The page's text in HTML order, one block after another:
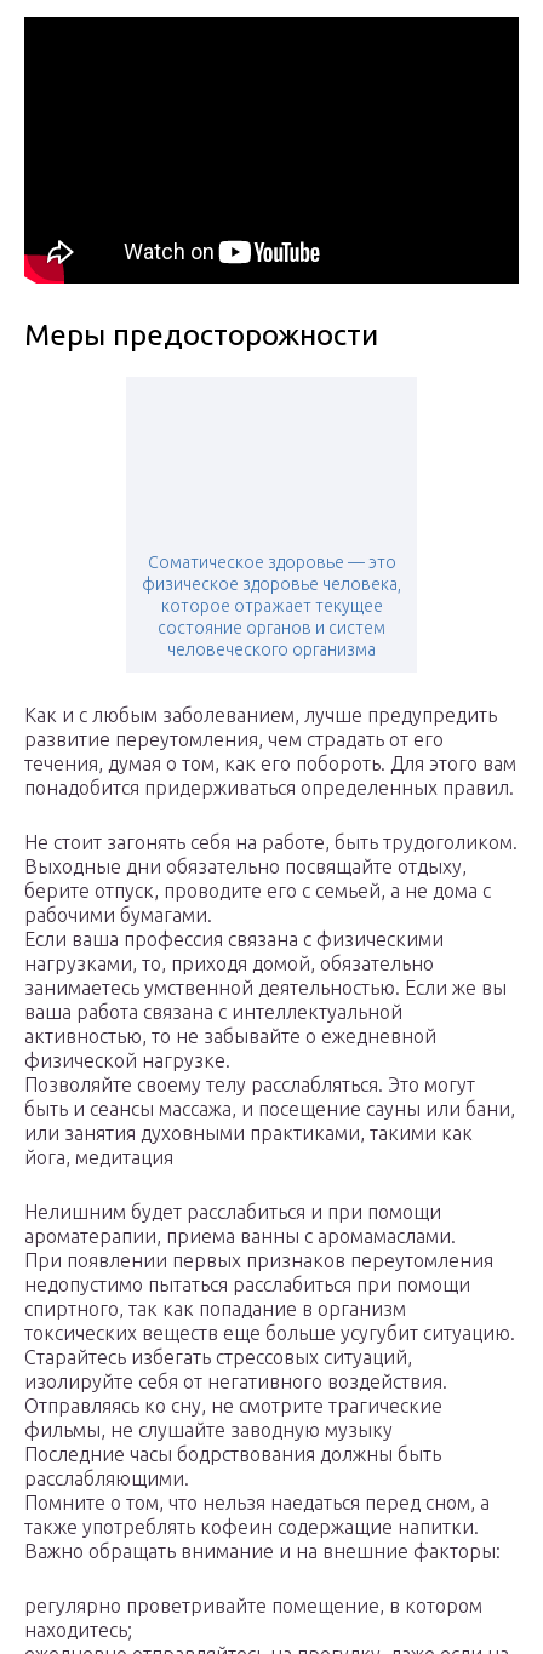
Меры предосторожности
Соматическое здоровье — это
физическое здоровье человека,
которое отражает текущее
состояние органов и систем
человеческого организма
Как и с любым заболеванием, лучше предупредить
развитие переутомления, чем страдать от его
течения, думая о том, как его побороть. Для этого вам
понадобится придерживаться определенных правил.
Не стоит загонять себя на работе, быть трудоголиком.
Выходные дни обязательно посвящайте отдыху,
берите отпуск, проводите его с семьей, а не дома с
рабочими бумагами.
Если ваша профессия связана с физическими
нагрузками, то, приходя домой, обязательно
занимаетесь умственной деятельностью. Если же вы
ваша работа связана с интеллектуальной
активностью, то не забывайте о ежедневной
физической нагрузке.
Позволяйте своему телу расслабляться. Это могут
быть и сеансы массажа, и посещение сауны или бани,
или занятия духовными практиками, такими как
йога, медитация
Нелишним будет расслабиться и при помощи
ароматерапии, приема ванны с аромамаслами.
При появлении первых признаков переутомления
недопустимо пытаться расслабиться при помощи
спиртного, так как попадание в организм
токсических веществ еще больше усугубит ситуацию.
Старайтесь избегать стрессовых ситуаций,
изолируйте себя от негативного воздействия.
Отправляясь ко сну, не смотрите трагические
фильмы, не слушайте заводную музыку
Последние часы бодрствования должны быть
расслабляющими.
Помните о том, что нельзя наедаться перед сном, а
также употреблять кофеин содержащие напитки.
Важно обращать внимание и на внешние факторы:
регулярно проветривайте помещение, в котором
находитесь;